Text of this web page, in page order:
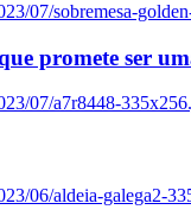
07/sobremesa-
promete ser
07/a7r8448-
06/aldeia-galega2-